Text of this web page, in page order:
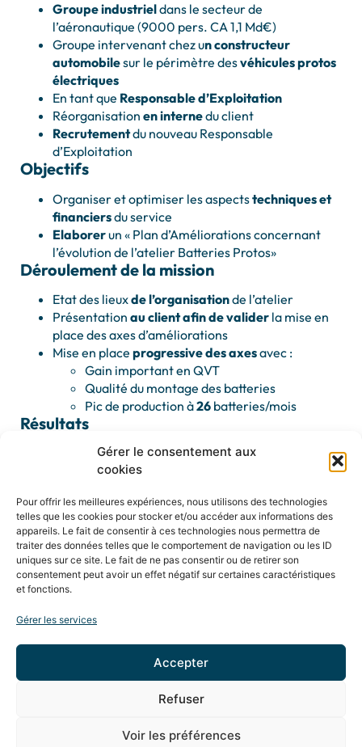
Gérer le consentement aux
cookies
Pour offrir les meilleures expériences, nous utilisons des technologies
telles que les cookies pour stocker et/ou accéder aux informations des
appareils. Le fait de consentir à ces technologies nous permettra de
traiter des données telles que le comportement de navigation ou les ID
uniques sur ce site. Le fait de ne pas consentir ou de retirer son
consentement peut avoir un effet négatif sur certaines caractéristiques
et fonctions.
Gérer les services
Accepter
Refuser
Voir les préférences
Groupe industrieldans le secteur de
l’aéronautique (9000 pers. CA 1,1 Md€)
Groupe intervenant chez un constructeur
automobilesur le périmètre desvéhicules protos
électriques
En tant que Responsable d’Exploitation
Réorganisation en internedu client
Recrutementdu nouveau Responsable
d’Exploitation
Objectifs
Organiser et optimiser les aspectstechniques et
financiersdu service
Elaborerun « Plan d’Améliorations concernant
l’évolution de l’atelier Batteries Protos»
Déroulement de la mission
Etat des lieuxde l’organisationde l’atelier
Présentation au client afin de valider la mise en
place des axes d’améliorations
Mise en place progressive des axesavec :
Gain important en QVT
Qualité du montage des batteries
Pic de production à26 batteries/mois
Résultats
Gestion des aspectstechniques et financiers
Mise en place et gestion
Qualité
HSE
25points au total, dont14démarrés et3appliqués
Création Agence MagicWeb